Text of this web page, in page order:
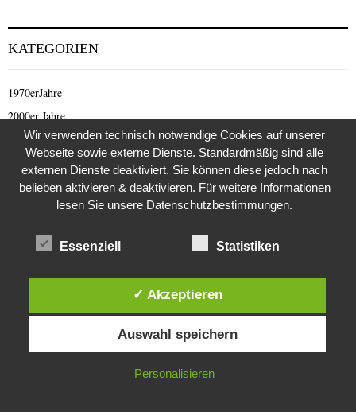
KATEGORIEN
1970erJahre
2000er Jahre
419 er Scam (deutsch)
419 Scam (English)
Afghanistan
Animal Scam
Antarktis
Diese Website verwendet Cookies. Durch die weitere Nutzung dieser
Website stimmst du der Verwendung von Cookies zu.
IN ORDNUNG
Wir verwenden technisch notwendige Cookies auf unserer
Webseite sowie externe Dienste. Standardmäßig sind alle
externen Dienste deaktiviert. Sie können diese jedoch nach
belieben aktivieren & deaktivieren. Für weitere Informationen
lesen Sie unsere Datenschutzbestimmungen.
Essenziell Statistiken
✓ Akzeptieren
Auswahl speichern
Personalisieren